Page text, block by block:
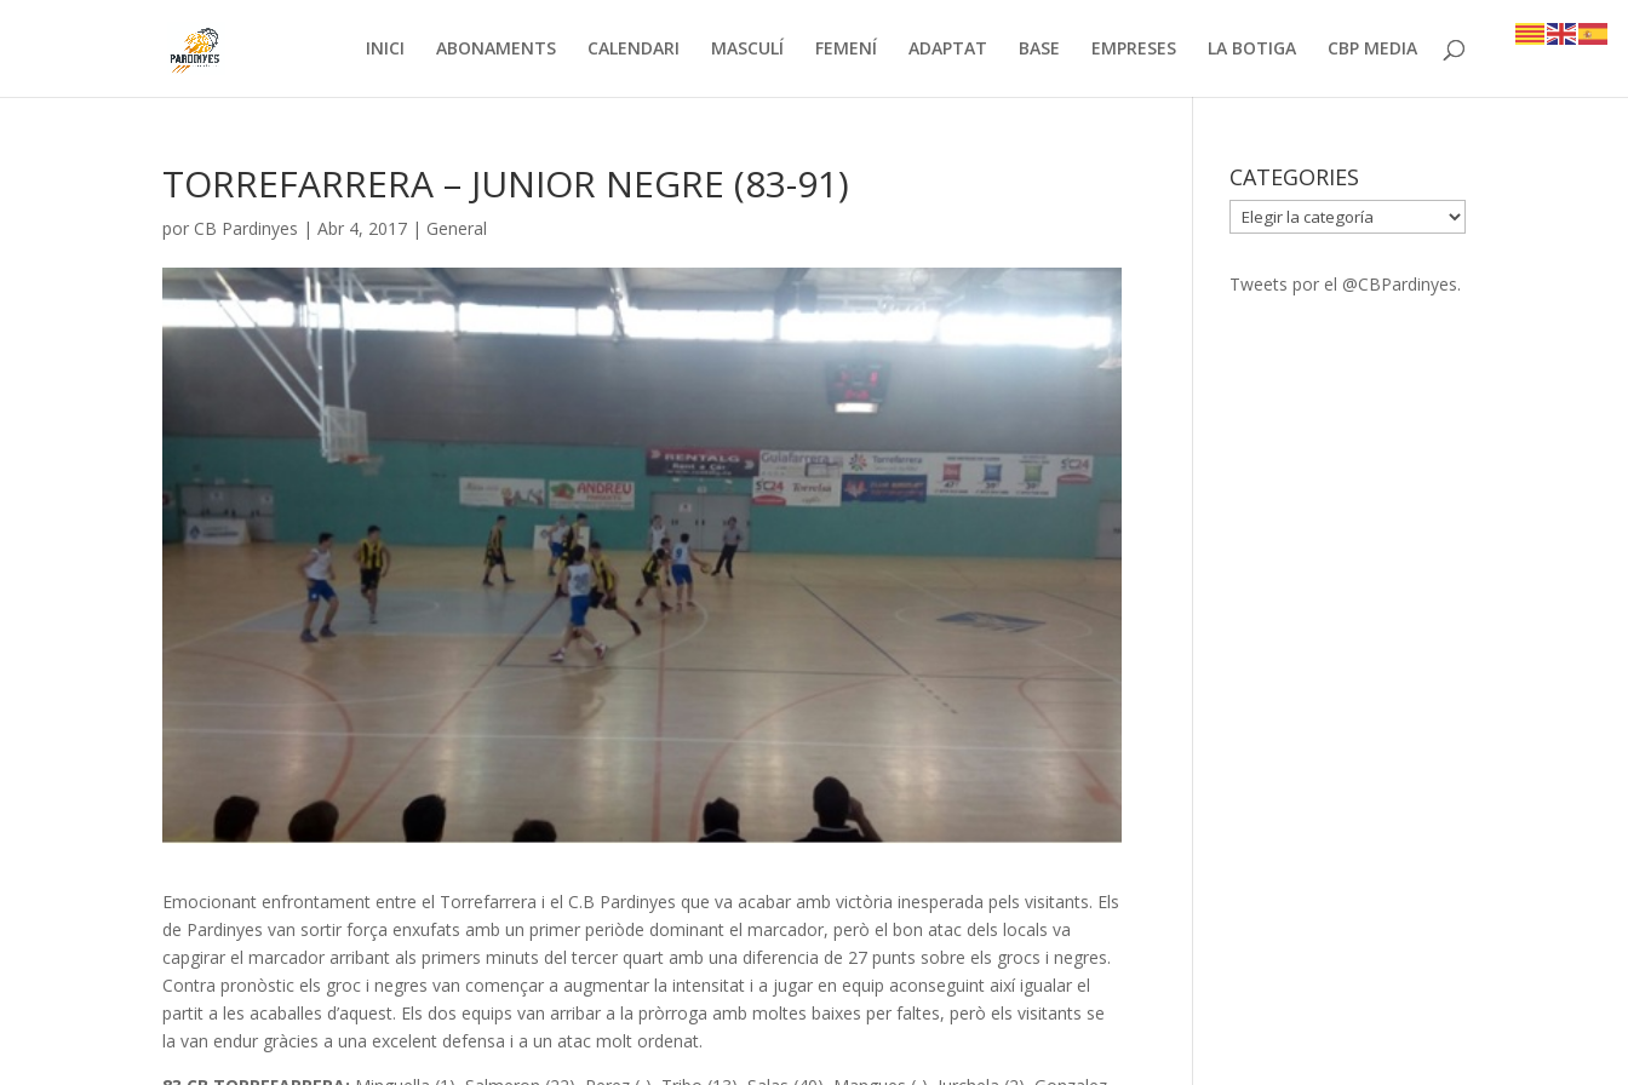
INICI ABONAMENTS CALENDARI MASCULÍ FEMENÍ ADAPTAT BASE EMPRESES LA BOTIGA CBP MEDIA
TORREFARRERA – JUNIOR NEGRE (83-91)
por CB Pardinyes |Abr 4, 2017 | General
Emocionant enfrontament entre el Torrefarrera i el C.B Pardinyes que va acabar amb victòria inesperada pels visitants. Els
de Pardinyes van sortir força enxufats amb un primer periòde dominant el marcador, però el bon atac dels locals va
capgirar el marcador arribant als primers minuts del tercer quart amb una diferencia de 27 punts sobre els grocs i negres.
Contra pronòstic els groc i negres van començar a augmentar la intensitat i a jugar en equip aconseguint així igualar el
partit a les acaballes d’aquest. Els dos equips van arribar a la pròrroga amb moltes baixes per faltes, però els visitants se
la van endur gràcies a una excelent defensa i a un atac molt ordenat.
CATEGORIES
CATEGORIES
Tweets por el @CBPardinyes.